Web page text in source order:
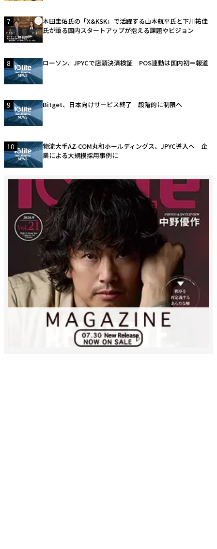
7
本田圭佑氏の「X&KSK」で活躍する山本航平氏と下川祐佳
氏が語る国内スタートアップが抱える課題やビジョン
8 ローソン、JPYCで店頭決済検証 POS連動は国内初＝報道
9 Bitget、日本向けサービス終了 段階的に制限へ
10
物流大手AZ-COM丸和ホールディングス、JPYC導入へ 企
業による大規模採用事例に